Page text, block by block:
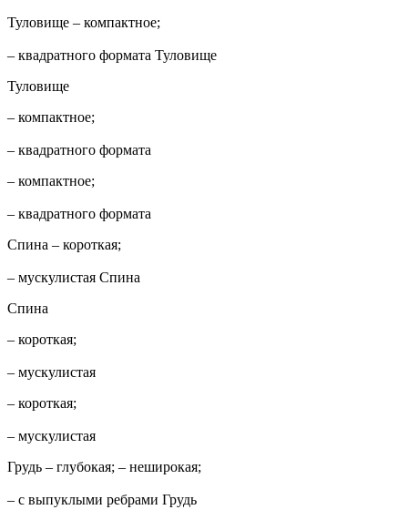
Туловище – компактное;
– квадратного формата Туловище
Туловище
– компактное;
– квадратного формата
– компактное;
– квадратного формата
Спина – короткая;
– мускулистая Спина
Спина
– короткая;
– мускулистая
– короткая;
– мускулистая
Грудь – глубокая; – неширокая;
– с выпуклыми ребрами Грудь